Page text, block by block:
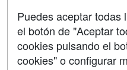
Grupo formazion:
Puedes aceptar todas
el botón de "Aceptar
cookies pulsando el
cookies" o configurar